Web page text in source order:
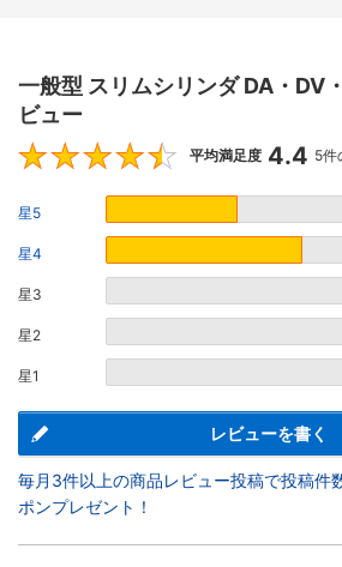
一般型 スリムシリンダ DA・DV
ビュー
平均満足度 4.4 5件
星5
星4
星3
星2
星1
レビューを書く
毎月3件以上の商品レビュー投稿で投稿件
ポンプレゼント！